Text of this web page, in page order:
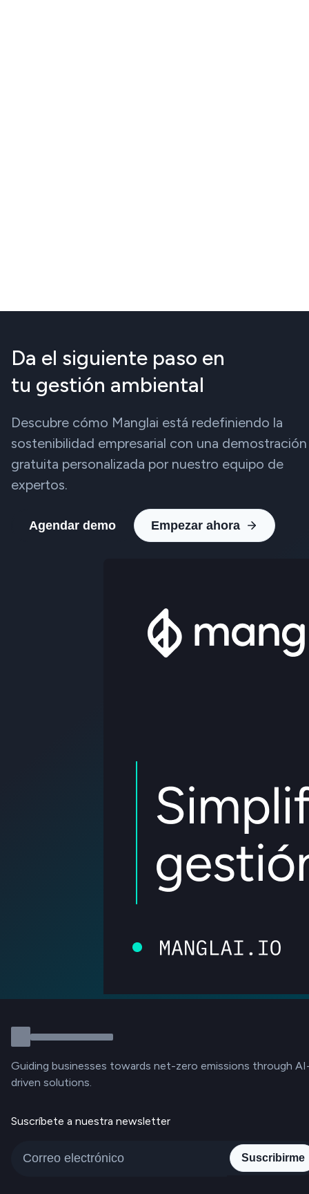
Da el siguiente paso en
tu gestión ambiental
Descubre cómo Manglai está redefiniendo la
sostenibilidad empresarial con una demostración
gratuita personalizada por nuestro equipo de
expertos.
Agendar demo Empezar ahora
Guiding businesses towards net-zero emissions through
driven solutions.
Suscríbete a nuestra newsletter
Suscribirme